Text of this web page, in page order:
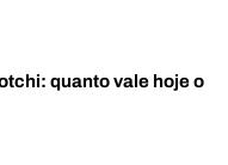
quanto vale hoje o